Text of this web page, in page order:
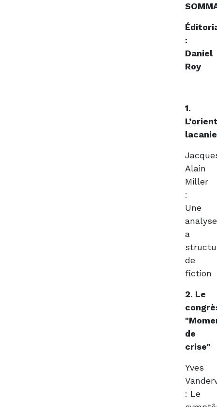
:
Daniel
Roy
1.
Alain
Miller
:
Une
analyse
a
de
fiction
2. Le
de
crise"
Yves
: Le